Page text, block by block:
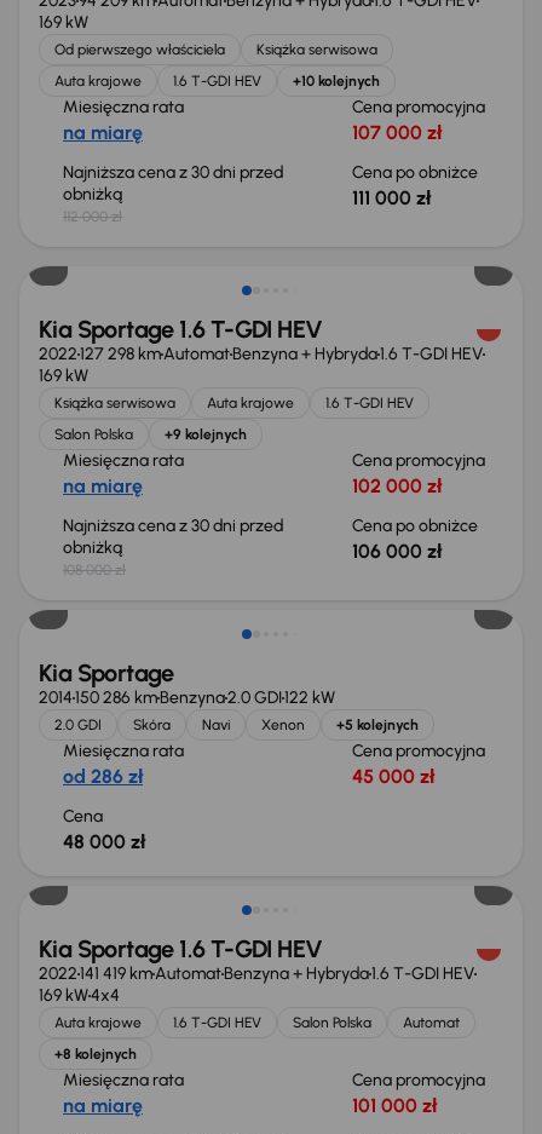
169 kW
Od pierwszego właściciela
Książka serwisowa
Auta krajowe
1.6 T-GDI HEV +10 kolejnych
Miesięczna rata
na miarę
Cena promocyjna
107 000 zł
Najniższa cena z 30 dni przed
obniżką
112 000 zł
Cena po obniżce
111 000 zł
Kia Sportage 1.6 T-GDI HEV
2022127 298 kmAutomatBenzyna + Hybryda1.6 T-GDI HEV
169 kW
Książka serwisowa Auta krajowe
1.6 T-GDI HEV
Salon Polska
+9 kolejnych
Miesięczna rata
na miarę
Cena promocyjna
102 000 zł
Najniższa cena z 30 dni przed
obniżką
108 000 zł
Cena po obniżce
106 000 zł
Kia Sportage
2014150 286 kmBenzyna2.0 GDI122 kW
2.0 GDI Skóra Navi Xenon +5 kolejnych
Miesięczna rata
od 286 zł
Cena promocyjna
45 000 zł
Cena
48 000 zł
Taniej o 3 000 zł
Kia Sportage 1.6 T-GDI HEV
2022141 419 kmAutomatBenzyna + Hybryda1.6 T-GDI HEV
169 kW4x4
Auta krajowe 1.6 T-GDI HEV Salon Polska
Automat
+8 kolejnych
Miesięczna rata
na miarę
Cena promocyjna
101 000 zł